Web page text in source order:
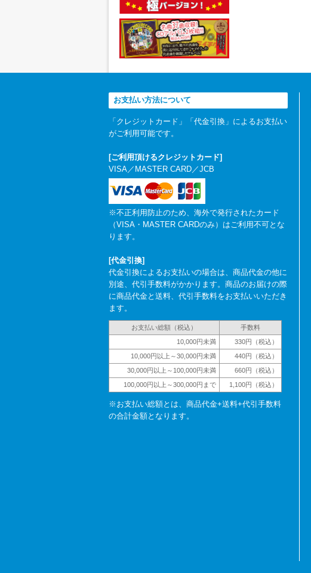
お支払い方法について
「クレジットカード」「代金引換」によるお支払い
がご利用可能です。
[ご利用頂けるクレジットカード]
VISA／MASTER CARD／JCB
※不正利用防止のため、海外で発行されたカード
（VISA・MASTER CARDのみ）はご利用不可とな
ります。
[代金引換]
代金引換によるお支払いの場合は、商品代金の他に
別途、代引手数料がかかります。商品のお届けの際
に商品代金と送料、代引手数料をお支払いいただき
ます。
お支払い総額（税込）
手数料
10,000円未満
330円（税込）
10,000円以上～30,000円未満
440円（税込）
30,000円以上～100,000円未満
660円（税込）
100,000円以上～300,000円まで
1,100円（税込）
※お支払い総額とは、商品代金+送料+代引手数料
の合計金額となります。